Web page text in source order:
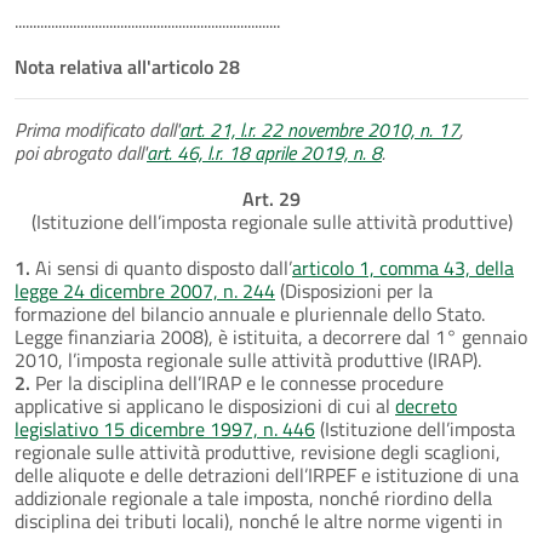
.........................................................................
Nota relativa all'articolo 28
Prima modificato dall'art. 21, l.r. 22 novembre 2010, n. 17,
poi abrogato dall'art. 46, l.r. 18 aprile 2019, n. 8.
Art. 29
(Istituzione dell’imposta regionale sulle attività produttive)
1. Ai sensi di quanto disposto dall’articolo 1, comma 43, della
legge 24 dicembre 2007, n. 244(Disposizioni per la
formazione del bilancio annuale e pluriennale dello Stato.
Legge finanziaria 2008), è istituita, a decorrere dal 1° gennaio
2010, l’imposta regionale sulle attività produttive (IRAP).
2. Per la disciplina dell’IRAP e le connesse procedure
applicative si applicano le disposizioni di cui al decreto
legislativo 15 dicembre 1997, n. 446(Istituzione dell’imposta
regionale sulle attività produttive, revisione degli scaglioni,
delle aliquote e delle detrazioni dell’IRPEF e istituzione di una
addizionale regionale a tale imposta, nonché riordino della
disciplina dei tributi locali), nonché le altre norme vigenti in